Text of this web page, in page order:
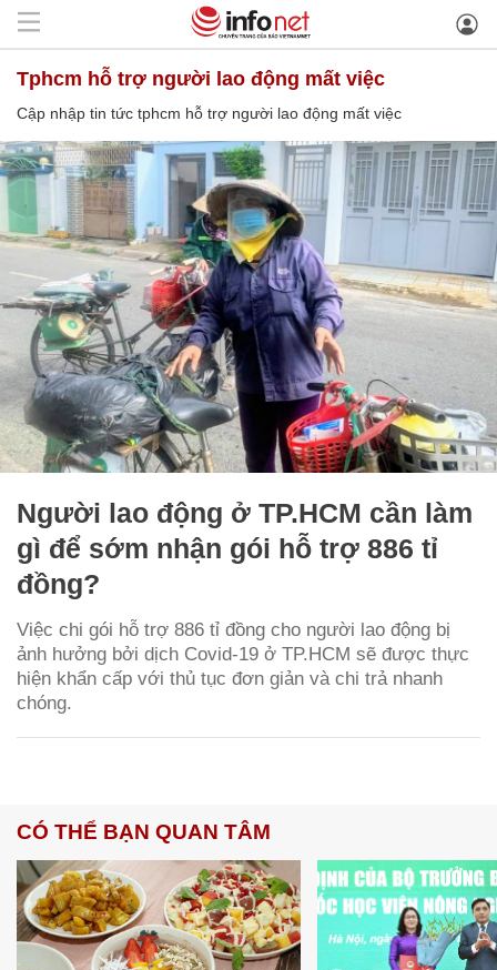
tphcm hỗ trợ người lao động mất việc
Cập nhập tin tức tphcm hỗ trợ người lao động mất việc
Người lao động ở TP.HCM cần làm
gì để sớm nhận gói hỗ trợ 886 tỉ
đồng?
Việc chi gói hỗ trợ 886 tỉ đồng cho người lao động bị
ảnh hưởng bởi dịch Covid-19 ở TP.HCM sẽ được thực
hiện khẩn cấp với thủ tục đơn giản và chi trả nhanh
chóng.
CÓ THỂ BẠN QUAN TÂM